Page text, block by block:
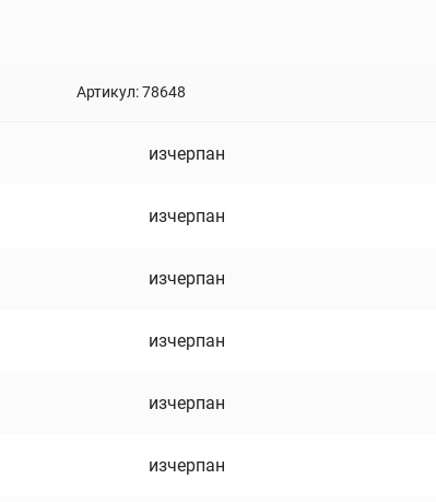
Артикул:78648
изчерпан
изчерпан
изчерпан
изчерпан
изчерпан
изчерпан